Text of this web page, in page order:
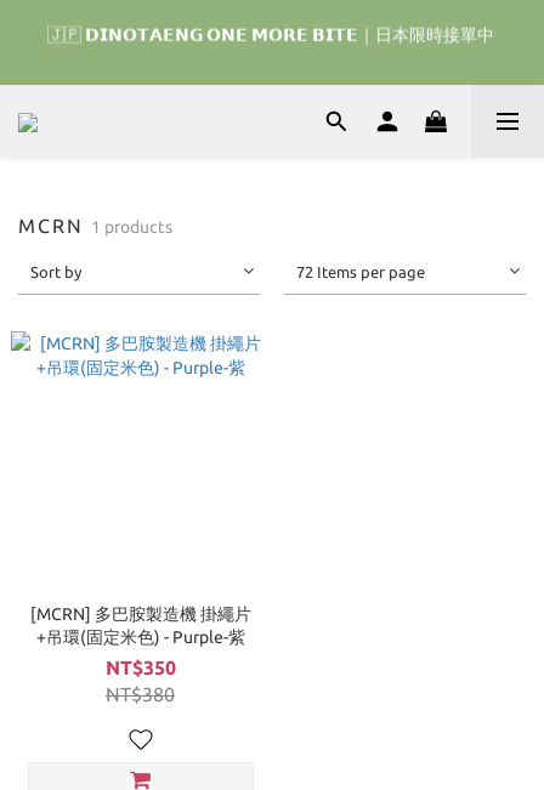
🇰🇷 𝗗𝗜𝗡𝗢𝗧𝗔𝗘𝗡𝗚 𝗛𝗢𝗠𝗘 𝗥𝗨𝗡 ｜韓國首波開賣囉 ▶ 一起參加
🇯🇵 𝗗𝗜𝗡𝗢𝗧𝗔𝗘𝗡𝗚 𝗢𝗡𝗘 𝗠𝗢𝗥𝗘 𝗕𝗜𝗧𝗘｜日本限時接單中
我們的熱血棒球冒險吧 ⚾️
MCRN 1 products
Sort by 72 Items per page
[MCRN] 多巴胺製造機 掛繩片
+吊環(固定米色) - Purple-紫
NT$350
NT$380